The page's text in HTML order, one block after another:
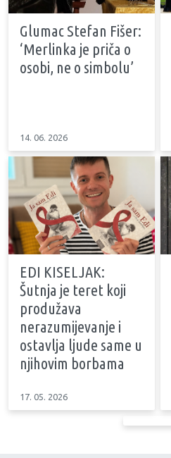
Glumac Stefan Fišer:
‘Merlinka je priča o
osobi, ne o simbolu’
14. 06. 2026
EDI KISELJAK:
Šutnja je teret koji
produžava
nerazumijevanje i
ostavlja ljude same u
njihovim borbama
17. 05. 2026